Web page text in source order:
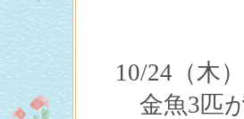
10/24（木）
金魚3匹